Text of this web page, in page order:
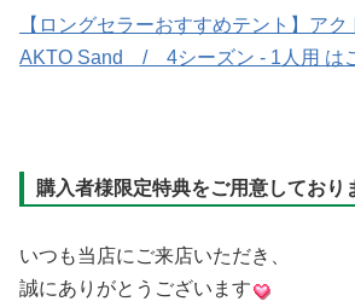
【ロングセラーおすすめテント】ア
AKTO Sand / 4シーズン - 1人用 は
購入者様限定特典をご用意しており
いつも当店にご来店いただき、
誠にありがとうございます